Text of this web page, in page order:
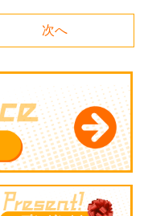
次へ